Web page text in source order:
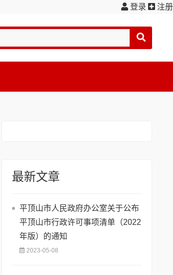
登录 注册
最新文章
平顶山市人民政府办公室关于公布
平顶山市行政许可事项清单（2022
年版）的通知
2023-05-08